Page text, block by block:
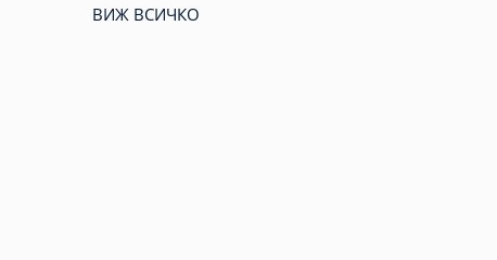
ВИЖ ВСИЧКО